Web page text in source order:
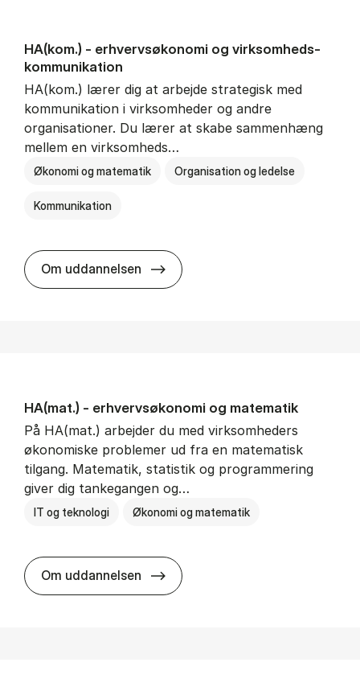
HA(kom.) - erhvervs­økonomi og virksomheds­
kommunikation
HA(kom.) lærer dig at arbejde strategisk med
kommunikation i virksomheder og andre
organisationer. Du lærer at skabe sammenhæng
mellem en virksomheds…
Økonomi og matematik Organisation og ledelse
Kommunikation
Om uddannelsen HA(kom.) - erhvervs­økonomi
HA(mat.) - erhvervs­økonomi og ma­te­ma­tik
På HA(mat.) arbejder du med virksomheders
økonomiske problemer ud fra en matematisk
tilgang. Matematik, statistik og programmering
giver dig tankegangen og…
IT og teknologi Økonomi og matematik
Om uddannelsen HA(mat.) - erhvervs­økonomi og